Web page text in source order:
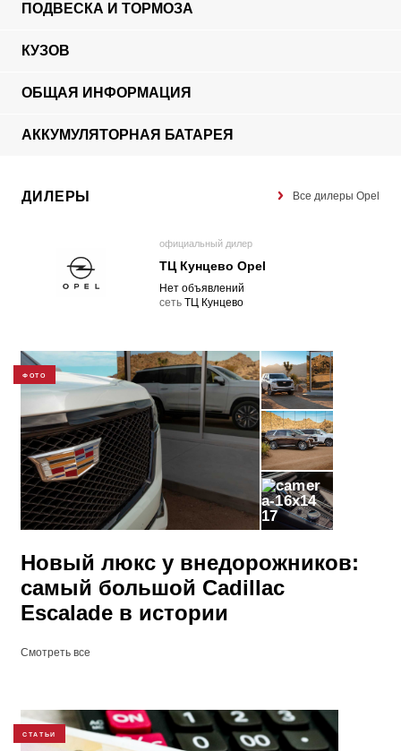
ПОДВЕСКА И ТОРМОЗА
КУЗОВ
ОБЩАЯ ИНФОРМАЦИЯ
АККУМУЛЯТОРНАЯ БАТАРЕЯ
ДИЛЕРЫ Все дилеры Opel
официальный дилер
ТЦ Кунцево Opel
Нет объявлений
cеть ТЦ Кунцево
ФОТО
17
Новый люкс у внедорожников:
самый большой Cadillac
Escalade в истории
Смотреть все
СТАТЬИ